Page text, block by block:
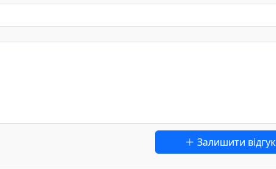
Залишити відгук